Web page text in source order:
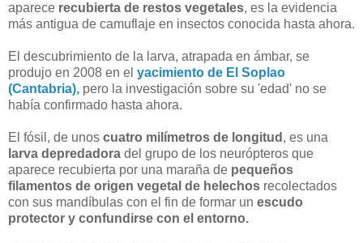
aparece recubierta de restos vegetales, es la evidencia
más antigua de camuflaje en insectos conocida hasta ahora.
El descubrimiento de la larva, atrapada en ámbar, se
produjo en 2008 en el yacimiento de El Soplao
(Cantabria), pero la investigación sobre su 'edad' no se
había confirmado hasta ahora.
El fósil, de unos cuatro milímetros de longitud , es una
larva depredadora del grupo de los neurópteros que
aparece recubierta por una maraña de pequeños
filamentos de origen vegetal de helechos recolectados
con sus mandíbulas con el fin de formar un escudo
protector y confundirse con el entorno.